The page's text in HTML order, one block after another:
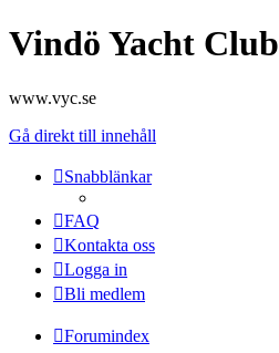
Vindö Yacht Club
www.vyc.se
Gå direkt till innehåll
Snabblänkar
FAQ
Kontakta oss
Logga in
Bli medlem
Forumindex